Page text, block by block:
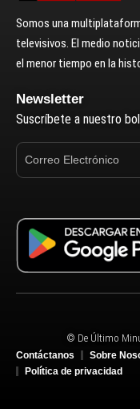
Somos una
televisivos. El medio
el menor tiempo en la
Newsletter
Suscríbete a nuestro
© De Último
Contáctanos
Sobre
Política de privacidad